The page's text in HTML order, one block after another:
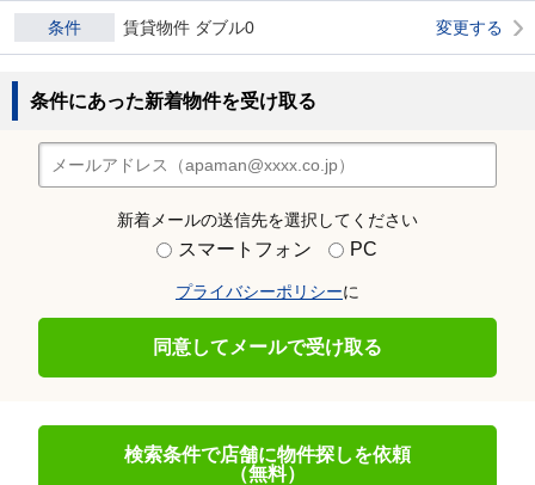
条件 賃貸物件 ダブル0 変更する
条件にあった新着物件を受け取る
新着メールの送信先を選択してください
スマートフォン PC
プライバシーポリシーに
同意してメールで受け取る
検索条件で店舗に物件探しを依頼
（無料）